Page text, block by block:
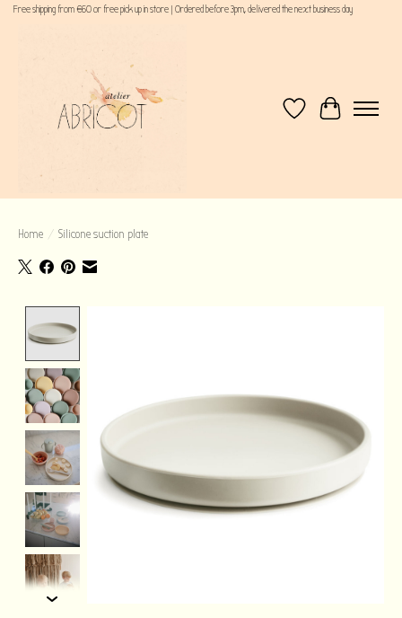
Free shipping from €60 or free pick up in store | Ordered before 3pm, delivered the next business day
VerlanglijstWinkelwagen
Home / Silicone suction plate